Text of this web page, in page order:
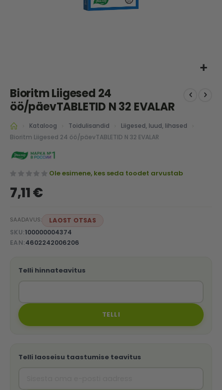
to
the
beginning
of
the
gallery
Bioritm Liigesed 24
öö/päevTABLETID N 32 EVALAR
Kataloog Toidulisandid
Liigesed, luud, lihased
Bioritm Liigesed 24 öö/päevTABLETID N 32 EVALAR
Ole esimene, kes seda toodet arvustab
7,11 €
SAADAVUS:
LAOST OTSAS
SKU 100000004374
EAN 4602242006206
Telli hinnateavitus
TELLI
Telli laoseisu taastumise teavitus